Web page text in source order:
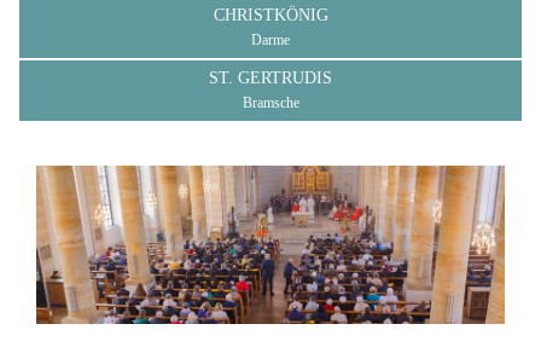
CHRISTKÖNIG
Darme
ST. GERTRUDIS
Bramsche